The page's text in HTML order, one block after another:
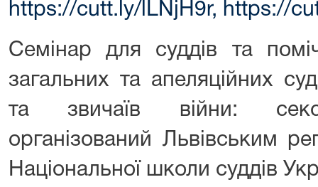
https://cutt.ly/lLNjH9r, https://
Семінар для суддів та
загальних та апеляційних
та звичаїв війни:
організований Львівським
Національної школи суддів